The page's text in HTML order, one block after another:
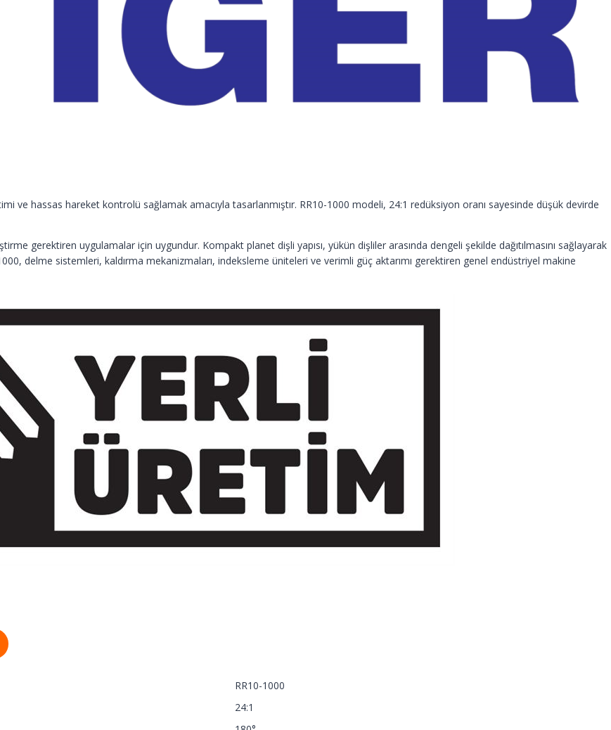
ve hassas hareket kontrolü sağlamak amacıyla tasarlanmıştır. RR10-1000 modeli, 24:1 redüksiyon oranı sayesinde düşük devirde
gerektiren uygulamalar için uygundur. Kompakt planet dişli yapısı, yükün dişliler arasında dengeli şekilde dağıtılmasını sağlayarak
delme sistemleri, kaldırma mekanizmaları, indeksleme üniteleri ve verimli güç aktarımı gerektiren genel endüstriyel makine
RR10-1000
24:1